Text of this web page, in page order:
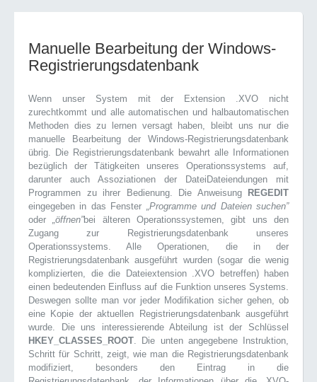
Manuelle Bearbeitung der Windows-
Registrierungsdatenbank
Wenn unser System mit der Extension .XVO nicht
zurechtkommt und alle automatischen und halbautomatischen
Methoden dies zu lernen versagt haben, bleibt uns nur die
manuelle Bearbeitung der Windows-Registrierungsdatenbank
übrig. Die Registrierungsdatenbank bewahrt alle Informationen
bezüglich der Tätigkeiten unseres Operationssystems auf,
darunter auch Assoziationen der DateiDateiendungen mit
Programmen zu ihrer Bedienung. Die Anweisung
REGEDIT
eingegeben in das Fenster „Programme und Dateien suchen”
oder„öffnen”bei älteren Operationssystemen, gibt uns den
Zugang zur Registrierungsdatenbank unseres
Operationssystems. Alle Operationen, die in der
Registrierungsdatenbank ausgeführt wurden (sogar die wenig
komplizierten, die die Dateiextension .XVO betreffen) haben
einen bedeutenden Einfluss auf die Funktion unseres Systems.
Deswegen sollte man vor jeder Modifikation sicher gehen, ob
eine Kopie der aktuellen Registrierungsdatenbank ausgeführt
wurde. Die uns interessierende Abteilung ist der Schlüssel
HKEY_CLASSES_ROOT. Die unten angegebene Instruktion,
Schritt für Schritt, zeigt, wie man die Registrierungsdatenbank
modifiziert, besonders den Eintrag in die